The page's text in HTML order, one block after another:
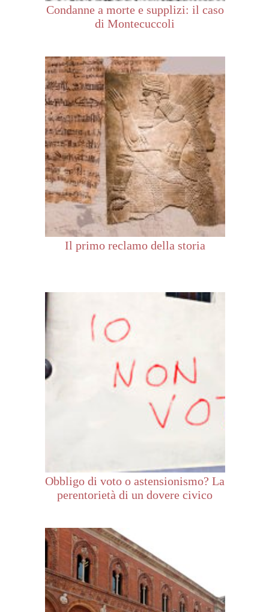
Condanne a morte e supplizi: il caso
di Montecuccoli
Il primo reclamo della storia
Obbligo di voto o astensionismo? La
perentorietà di un dovere civico